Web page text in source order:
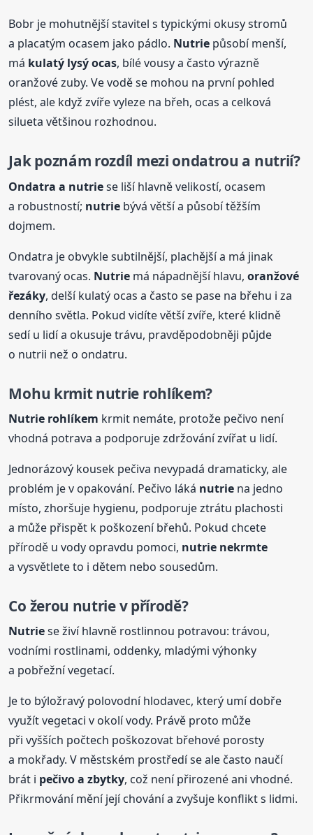
Bobr je mohutnější stavitel s typickými okusy stromů
a placatým ocasem jako pádlo. Nutrie působí menší,
má kulatý lysý ocas, bílé vousy a často výrazně
oranžové zuby. Ve vodě se mohou na první pohled
plést, ale když zvíře vyleze na břeh, ocas a celková
silueta většinou rozhodnou.
Jak poznám rozdíl mezi ondatrou a nutrií?
Ondatra a nutriese liší hlavně velikostí, ocasem
a robustností; nutrie bývá větší a působí těžším
dojmem.
Ondatra je obvykle subtilnější, plachější a má jinak
tvarovaný ocas. Nutrie má nápadnější hlavu,oranžové
řezáky, delší kulatý ocas a často se pase na břehu i za
denního světla. Pokud vidíte větší zvíře, které klidně
sedí u lidí a okusuje trávu, pravděpodobněji půjde
o nutrii než o ondatru.
Mohu krmitnutrie rohlíkem?
Nutrie rohlíkem krmit nemáte, protože pečivo není
vhodná potrava a podporuje zdržování zvířat u lidí.
Jednorázový kousek pečiva nevypadá dramaticky, ale
problém je v opakování. Pečivo láká nutrie na jedno
místo, zhoršuje hygienu, podporuje ztrátu plachosti
a může přispět k poškození břehů. Pokud chcete
přírodě u vody opravdu pomoci, nutrie nekrmte
a vysvětlete to i dětem nebo sousedům.
Co žerou nutriev přírodě?
Nutriese živí hlavně rostlinnou potravou: trávou,
vodními rostlinami, oddenky, mladými výhonky
a pobřežní vegetací.
Je to býložravý polovodní hlodavec, který umí dobře
využít vegetaci v okolí vody. Právě proto může
při vyšších počtech poškozovat břehové porosty
a mokřady. V městském prostředí se ale často naučí
brát i pečivo a zbytky, což není přirozené ani vhodné.
Přikrmování mění její chování a zvyšuje konflikt s lidmi.